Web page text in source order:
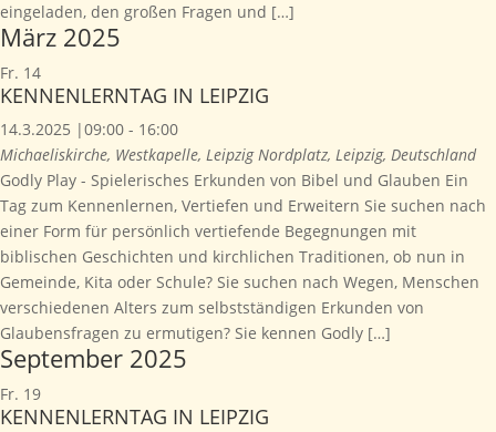
eingeladen, den großen Fragen und […]
März 2025
Fr. 14
KENNENLERNTAG IN LEIPZIG
14.3.2025 |09:00 - 16:00
Michaeliskirche, Westkapelle, LeipzigNordplatz, Leipzig, Deutschland
Godly Play - Spielerisches Erkunden von Bibel und Glauben Ein
Tag zum Kennenlernen, Vertiefen und Erweitern Sie suchen nach
einer Form für persönlich vertiefende Begegnungen mit
biblischen Geschichten und kirchlichen Traditionen, ob nun in
Gemeinde, Kita oder Schule? Sie suchen nach Wegen, Menschen
verschiedenen Alters zum selbstständigen Erkunden von
Glaubensfragen zu ermutigen? Sie kennen Godly […]
September 2025
Fr. 19
KENNENLERNTAG IN LEIPZIG